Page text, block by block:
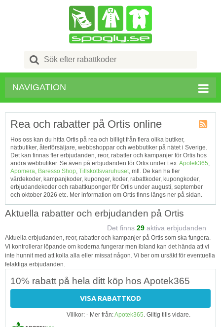
Search
for:
NAVIGATION
RSS
Rea och rabatter på Ortis online
Hos oss kan du hitta Ortis på rea och billigt från flera olika butiker,
nätbutiker, återförsäljare, webbshoppar och webbutiker på nätet i Sverige.
Det kan finnas fler erbjudanden, reor, rabatter och kampanjer för Ortis hos
andra webbutiker. Se även på erbjudanden för Ortis under t.ex.Apotek365,
Apomera, Baresso Shop, Tillskottsvaruhuset, mfl. De kan ha fler
värdekoder, kampanjkoder, kuponger, koder, rabattkoder, kupongkoder,
erbjudandekoder och rabattkuponger för Ortis under augusti, september
och oktober 2026 etc. Mer information om Ortis finns längs ner på sidan.
Aktuella rabatter och erbjudanden på Ortis
Det finns 29 aktiva erbjudanden
Aktuella erbjudanden, reor, rabatter och kampanjer på Ortis som ska fungera.
Vi kontrollerar löpande om koderna fungerar men ibland kan det hända att vi
inte hunnit med att kolla alla eller missat någon. Vi ber om ursäkt för eventuella
felaktiga erbjudanden.
10% rabatt på hela ditt köp hos Apotek365
VISA RABATTKOD
Villkor: - Mer från:Apotek365. Giltig tills vidare.